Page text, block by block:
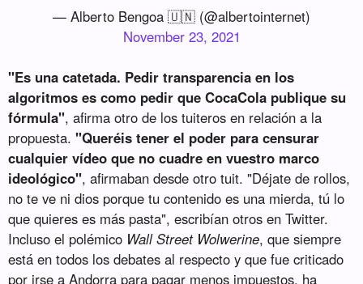
— Alberto Bengoa 🇺🇳 (@albertointernet)
November 23, 2021
"Es una catetada. Pedir transparencia en los
algoritmos es como pedir que CocaCola publique su
fórmula", afirma otro de los tuiteros en relación a la
propuesta."Queréis tener el poder para censurar
cualquier vídeo que no cuadre en vuestro marco
ideológico", afirmaban desde otro tuit. "Déjate de rollos,
no te ve ni dios porque tu contenido es una mierda, tú lo
que quieres es más pasta", escribían otros en Twitter.
Incluso el polémico Wall Street Wolwerine, que siempre
está en todos los debates al respecto y que fue criticado
por irse a Andorra para pagar menos impuestos, ha